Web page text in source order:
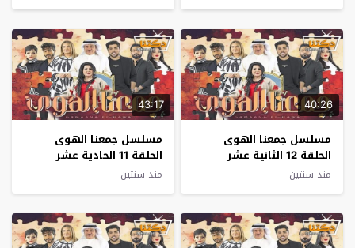
40:26
مسلسل جمعنا الهوى
الحلقة 12 الثانية عشر
منذ سنتين
43:17
مسلسل جمعنا الهوى
الحلقة 11 الحادية عشر
منذ سنتين